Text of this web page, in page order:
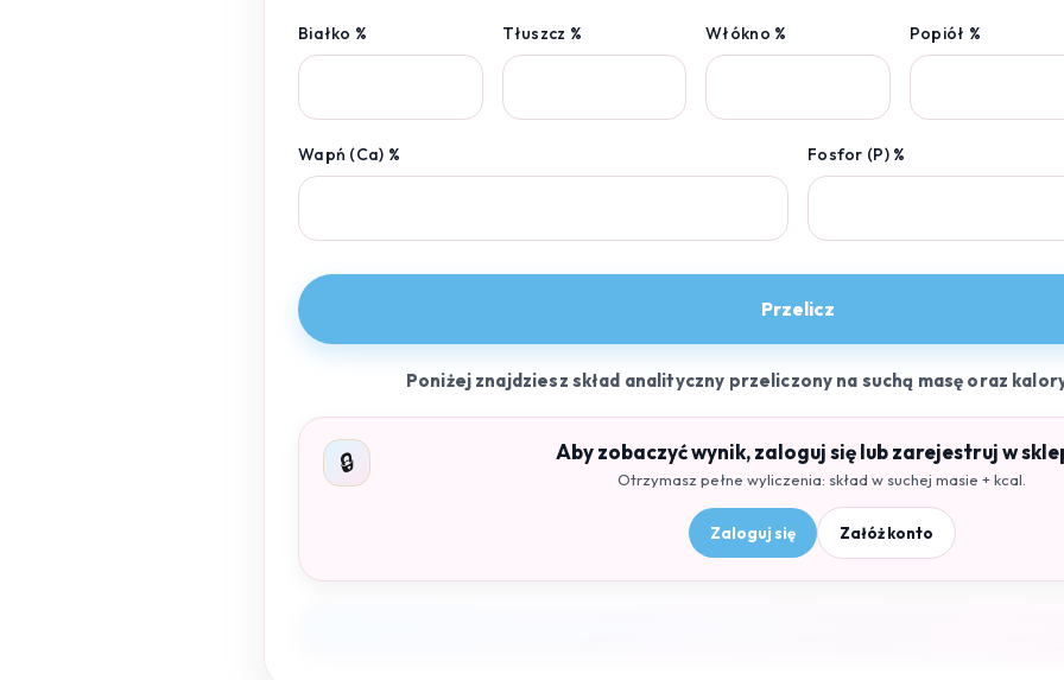
Białko % Tłuszcz % Włókno % Popiół %
Wapń (Ca) % Fosfor (P) %
Przelicz
Poniżej znajdziesz skład analityczny przeliczony na suchą masę oraz
🔒 Aby zobaczyć wynik, zaloguj się lub zarejestruj w
Otrzymasz pełne wyliczenia: skład w suchej masie + kcal.
Zaloguj się Załóż konto